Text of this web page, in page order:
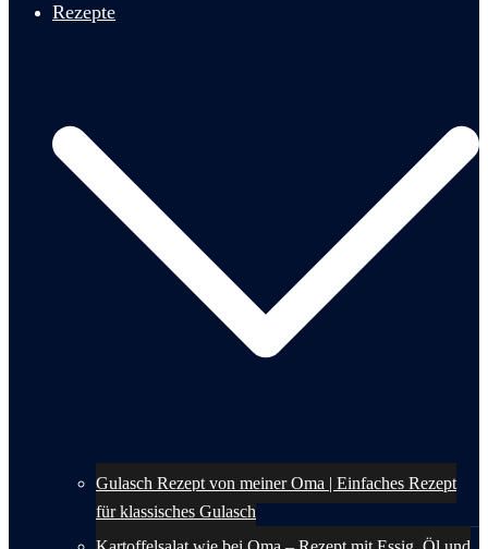
Rezepte
Gulasch Rezept von meiner Oma | Einfaches Rezept
für klassisches Gulasch